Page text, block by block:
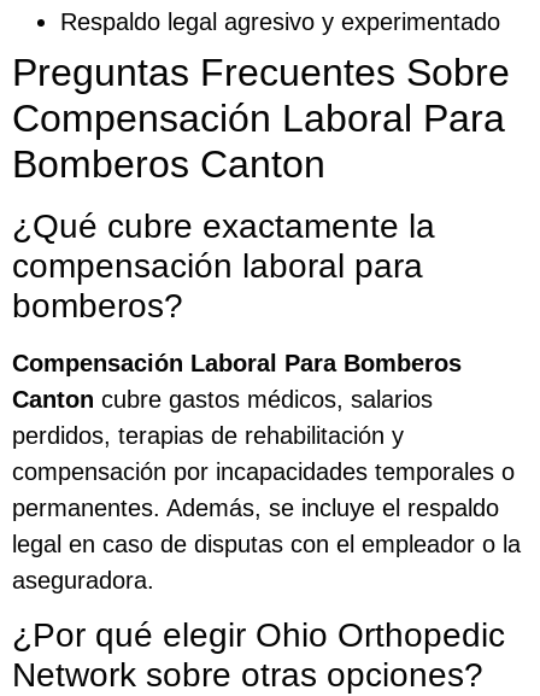
Respaldo legal agresivo y experimentado
Preguntas Frecuentes Sobre
Compensación Laboral Para
Bomberos Canton
¿Qué cubre exactamente la
compensación laboral para
bomberos?
Compensación Laboral Para Bomberos
Canton cubre gastos médicos, salarios
perdidos, terapias de rehabilitación y
compensación por incapacidades temporales o
permanentes. Además, se incluye el respaldo
legal en caso de disputas con el empleador o la
aseguradora.
¿Por qué elegir Ohio Orthopedic
Network sobre otras opciones?